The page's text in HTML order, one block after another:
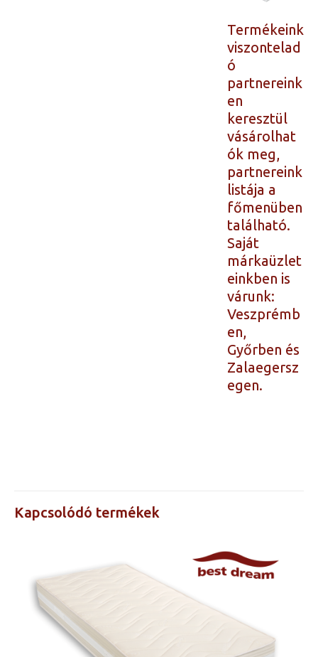
Termékeink
viszontelad
ó
partnereink
en
keresztül
vásárolhat
ók meg,
partnereink
listája a
főmenüben
található.
Saját
márkaüzlet
einkben is
várunk:
Veszprémb
en,
Győrben és
Zalaegersz
egen.
láthatók
Kapcsolódó termékek